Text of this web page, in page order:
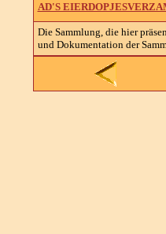
AD'S
Die Sammlung, die hier
und Dokumentation der